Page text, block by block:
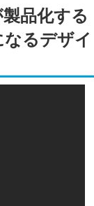
品化する
るデザイ